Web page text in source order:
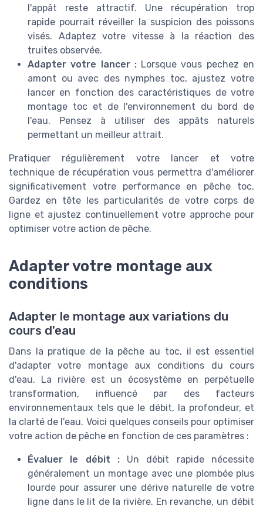
l'appât reste attractif. Une récupération trop
rapide pourrait réveiller la suspicion des poissons
visés. Adaptez votre vitesse à la réaction des
truites observée.
Adapter votre lancer :Lorsque vous pechez en
amont ou avec des nymphes toc, ajustez votre
lancer en fonction des caractéristiques de votre
montage toc et de l'environnement du bord de
l'eau. Pensez à utiliser des appâts naturels
permettant un meilleur attrait.
Pratiquer régulièrement votre lancer et votre
technique de récupération vous permettra d'améliorer
significativement votre performance en pêche toc.
Gardez en tête les particularités de votre corps de
ligne et ajustez continuellement votre approche pour
optimiser votre action de pêche.
Adapter votre montage aux
conditions
Adapter le montage aux variations du
cours d'eau
Dans la pratique de la pêche au toc, il est essentiel
d'adapter votre montage aux conditions du cours
d'eau. La rivière est un écosystème en perpétuelle
transformation, influencé par des facteurs
environnementaux tels que le débit, la profondeur, et
la clarté de l'eau. Voici quelques conseils pour optimiser
votre action de pêche en fonction de ces paramètres :
Évaluer le débit :Un débit rapide nécessite
généralement un montage avec une plombée plus
lourde pour assurer une dérive naturelle de votre
ligne dans le lit de la rivière. En revanche, un débit